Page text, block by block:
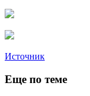
Источник
Еще по теме